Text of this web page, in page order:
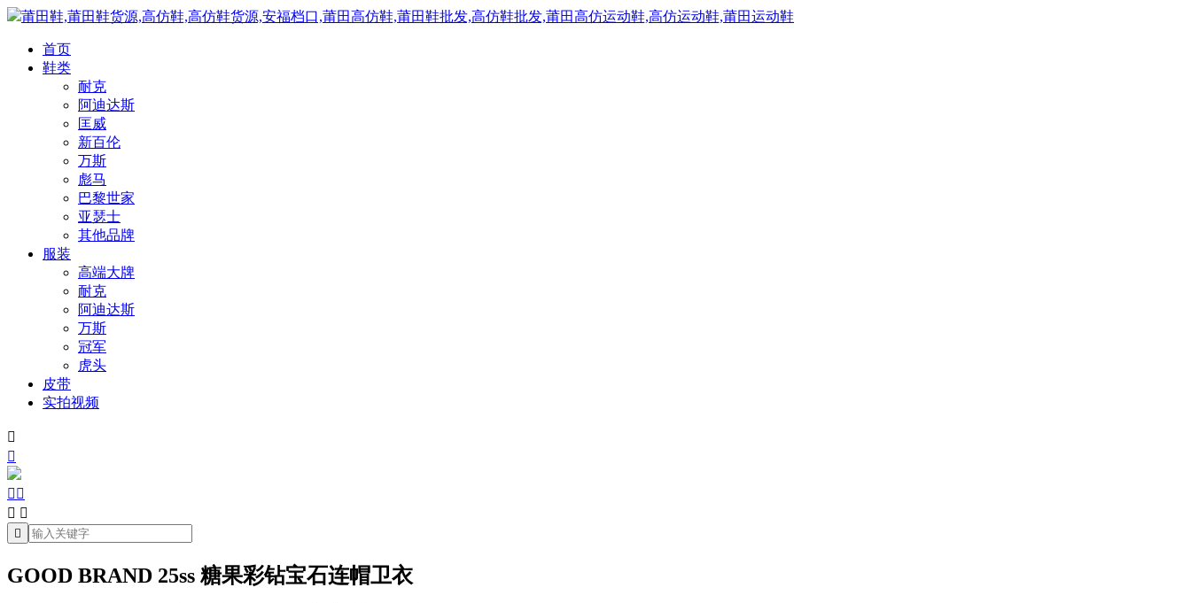
莆田鞋,莆田鞋货源,高仿鞋,高仿鞋货源,安福档口,莆田高仿鞋,莆田鞋批发,高仿鞋批发,莆田高仿运动鞋,高仿运动鞋,莆田运动鞋
首页
鞋类
耐克
阿迪达斯
匡威
新百伦
万斯
彪马
巴黎世家
亚瑟士
其他品牌
服装
高端大牌
耐克
阿迪达斯
万斯
冠军
虎头
皮带
实拍视频


 
 

GOOD BRAND 25ss 糖果彩钻宝石连帽卫衣